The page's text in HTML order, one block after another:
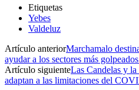
Etiquetas
Yebes
Valdeluz
Artículo anteriorMarchamalo
ayudar a los sectores más
Artículo siguienteLas Candelas y
adaptan a las limitaciones del